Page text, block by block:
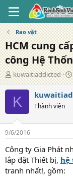
Rao vặt
HCM cung
công Hệ
T
á
c
g
ả
kuwaitiaddicted
K Thành viên
9/6/2016
Công ty Gia Phát
lắp đặt Thiết bị, hệ
tranh nhất!, gồm: